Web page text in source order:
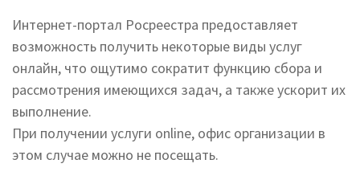
Интернет-портал Росреестра предоставляет
возможность получить некоторые виды услуг
онлайн, что ощутимо сократит функцию сбора и
рассмотрения имеющихся задач, а также ускорит их
выполнение.
При получении услуги online, офис организации в
этом случае можно не посещать.